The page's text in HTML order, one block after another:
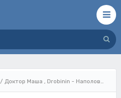
/ Доктор Маша , Drobinin - Наполовину